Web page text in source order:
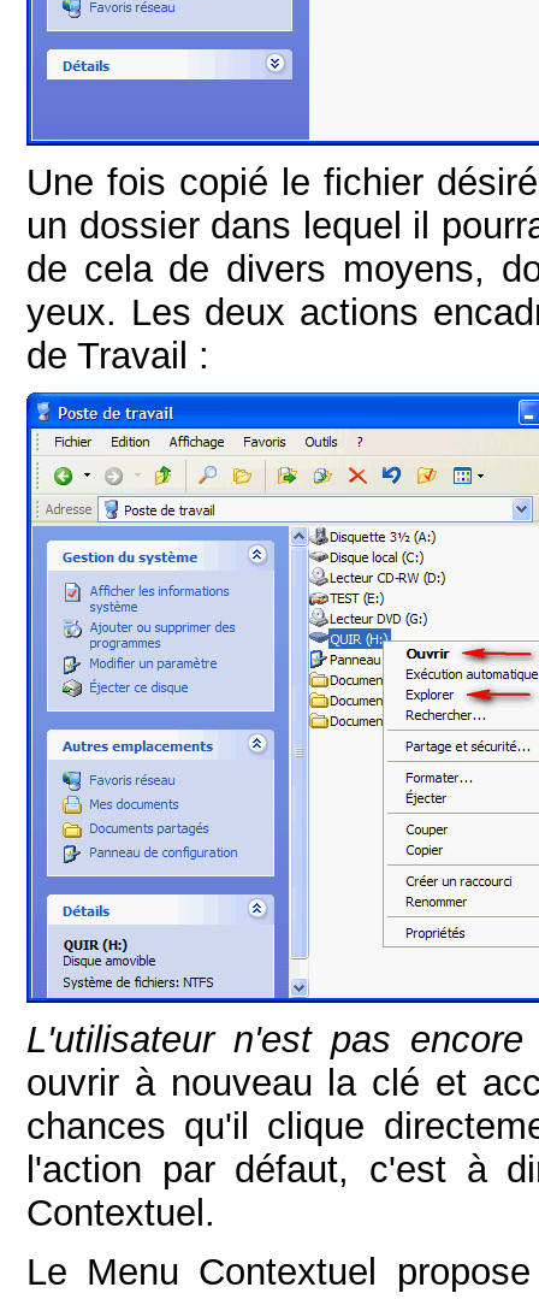
Une fois copié le fichier
un dossier dans lequel il
de cela de divers moyens,
yeux. Les deux actions
de Travail :
L'utilisateur n'est pas encore
ouvrir à nouveau la clé et
chances qu'il clique
l'action par défaut, c'est à
Contextuel.
Le Menu Contextuel